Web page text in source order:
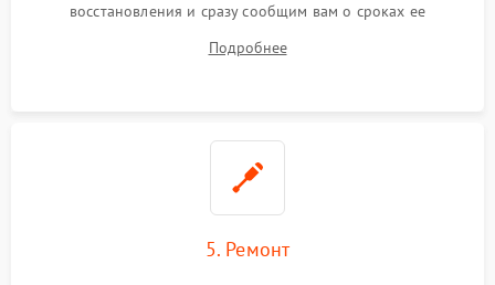
восстановления и сразу сообщим вам о сроках ее
Подробнее
5. Ремонт